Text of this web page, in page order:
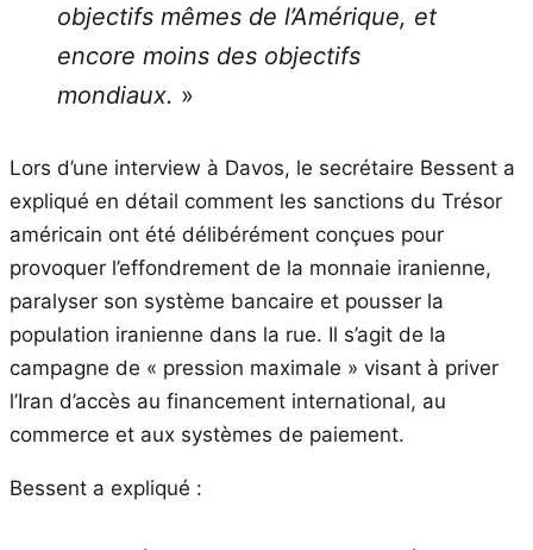
objectifs mêmes de l’Amérique, et
encore moins des objectifs
mondiaux. »
Lors d’une interview à Davos, le secrétaire Bessent a
expliqué en détail comment les sanctions du Trésor
américain ont été délibérément conçues pour
provoquer l’effondrement de la monnaie iranienne,
paralyser son système bancaire et pousser la
population iranienne dans la rue. Il s’agit de la
campagne de « pression maximale » visant à priver
l’Iran d’accès au financement international, au
commerce et aux systèmes de paiement.
Bessent a expliqué :